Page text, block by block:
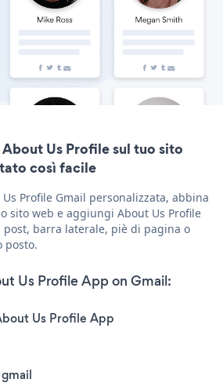
Us Profile sul tuo sito
così facile
Profile Gmail personalizzata, abbina
sito web e aggiungi About Us Profile
barra laterale, piè di pagina o
posto.
Us Profile App on Gmail:
Us Profile App